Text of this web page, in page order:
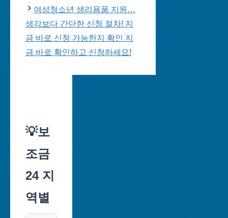
여성청소년 생리용품 지원…
생각보다 간단한 신청 절차! 지
금 바로 신청 가능한지 확인 지
금 바로 확인하고 신청하세요!
💡보
조금
24 지
역별